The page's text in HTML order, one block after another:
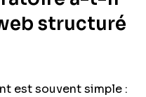
structuré
est souvent simple :